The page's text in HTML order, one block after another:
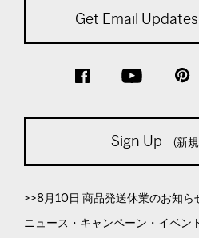
Get Email Updates
Sign Up (新規
>>8月10日 商品発送休業のお知ら
ニュース・キャンペーン・イベン